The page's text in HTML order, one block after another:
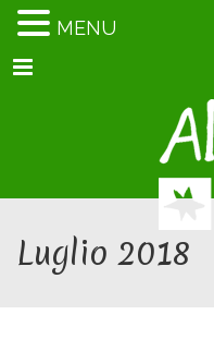
Menu
Luglio 2018
MENU